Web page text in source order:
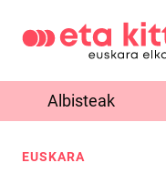
Albisteak
EUSKARA